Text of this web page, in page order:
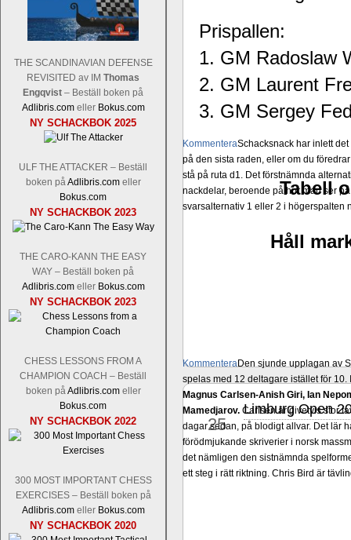
THE SCANDINAVIAN DEFENSE
REVISITED av IM Thomas
Engqvist – Beställ boken på
Adlibris.comeller Bokus.com
NY SCHACKBOK 2025
ULF THE ATTACKER – Beställ
boken på Adlibris.comeller
Bokus.com
NY SCHACKBOK 2023
THE CARO-KANN THE EASY
WAY – Beställ boken på
Adlibris.comeller Bokus.com
NY SCHACKBOK 2023
CHESS LESSONS FROM A
CHAMPION COACH – Beställ
boken på Adlibris.comeller
Bokus.com
NY SCHACKBOK 2022
300 MOST IMPORTANT CHESS
EXERCISES – Beställ boken på
Adlibris.comeller Bokus.com
NY SCHACKBOK 2020
KommenteraSchacksnack har inlett
på den sista raden, eller om du
stå på ruta d1. Det förstnämnda
nackdelar, beroende på hur man ser
svarsalternativ 1 eller 2 i högerspalten
KommenteraDen sjunde upplagan av
spelas med 12 deltagare istället för
Magnus Carlsen-Anish Giri, Ian
Mamedjarov. Carlsen är givetvis stor
dagar sedan, på blodigt allvar. Det lär
förödmjukande skriverier i norsk
det nämligen den sistnämnda
ett steg i rätt riktning. Chris Bird är
Prispallen:
1. GM Radoslaw
2. GM Laurent
3. GM Sergey
Tabell
Håll
maj
25
Limburg Open